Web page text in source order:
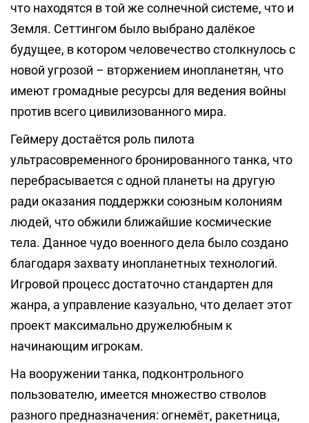
что находятся в той же солнечной системе, что и
Земля. Сеттингом было выбрано далёкое
будущее, в котором человечество столкнулось с
новой угрозой – вторжением инопланетян, что
имеют громадные ресурсы для ведения войны
против всего цивилизованного мира.
Геймеру достаётся роль пилота
ультрасовременного бронированного танка, что
перебрасывается с одной планеты на другую
ради оказания поддержки союзным колониям
людей, что обжили ближайшие космические
тела. Данное чудо военного дела было создано
благодаря захвату инопланетных технологий.
Игровой процесс достаточно стандартен для
жанра, а управление казуально, что делает этот
проект максимально дружелюбным к
начинающим игрокам.
На вооружении танка, подконтрольного
пользователю, имеется множество стволов
разного предназначения: огнемёт, ракетница,